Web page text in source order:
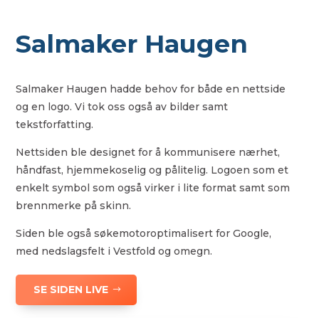
Salmaker Haugen
Salmaker Haugen hadde behov for både en nettside
og en logo. Vi tok oss også av bilder samt
tekstforfatting.
Nettsiden ble designet for å kommunisere nærhet,
håndfast, hjemmekoselig og pålitelig. Logoen som et
enkelt symbol som også virker i lite format samt som
brennmerke på skinn.
Siden ble også søkemotoroptimalisert for Google,
med nedslagsfelt i Vestfold og omegn.
SE SIDEN LIVE